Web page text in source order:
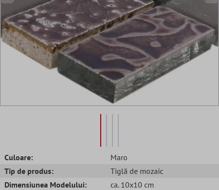
Culoare:
Maro
Tip de produs:
Tiglă de mozaic
Dimensiunea Modelului:
ca. 10x10 cm